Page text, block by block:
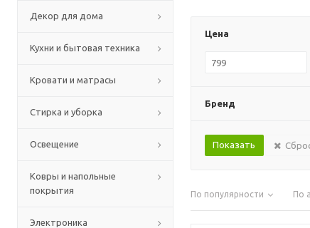
Декор для дома
Кухни и бытовая техника
Кровати и матрасы
Стирка и уборка
Освещение
Ковры и напольные
покрытия
Электроника
Цена
Бренд
По популярности По